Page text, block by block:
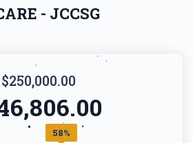
- JCCSG
$250,000.00
58%